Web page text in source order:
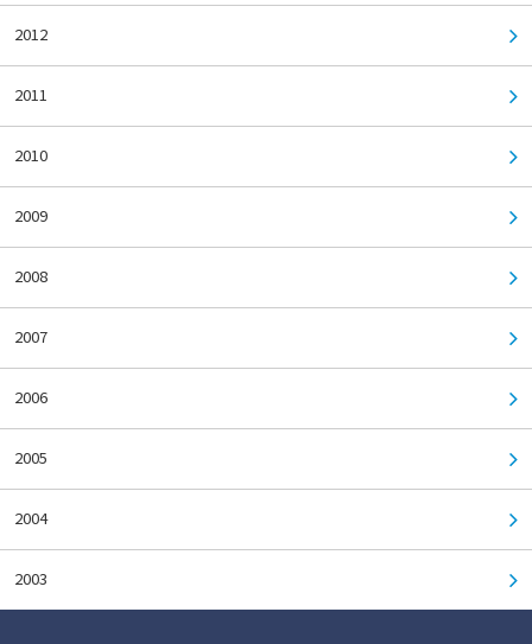
2012
2011
2010
2009
2008
2007
2006
2005
2004
2003